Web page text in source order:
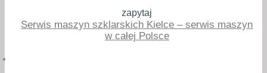
zapytaj
Serwis maszyn szklarskich Kielce – serwis maszyn
w całej Polsce